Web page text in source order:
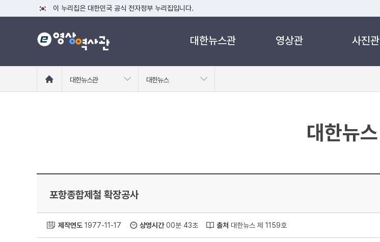
이 누리집은 대한민국 공식 전자정부 누리집입니다.
공식 누리집 주소 확인하기
go.kr 주소를 사용하는 누리집은 대한민국 정부기관이 관리하는 누리집입니다.
대한뉴스관 영상관 사진관
로
대한뉴스관 대한뉴스
대한뉴스
포항종합제철 확장공사
제작연도 1977-11-17 상영시간00분 43초 출처 대한뉴스 제 1159호